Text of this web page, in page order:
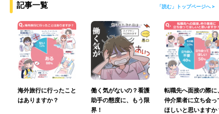
記事一覧 「読む」トップページへ >
海外旅行に行ったこと
はありますか？
働く気がないの？看護
助手の態度に、もう限
界！
転職先へ面接の際に
仲介業者に立ち会っ
ほしいと思いますか